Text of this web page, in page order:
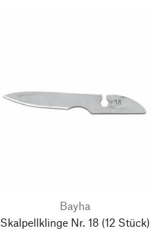
Bayha
Skalpellklinge Nr. 18(12 Stück)